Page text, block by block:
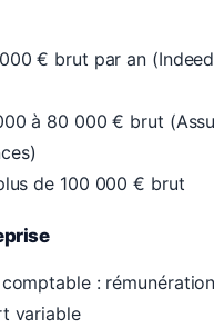
€ brut par an
à 80 000 € brut
de 100 000 € brut
:
variable